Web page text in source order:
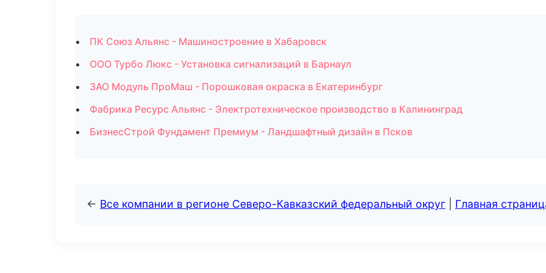
ПК Союз Альянс - Машиностроение в Хабаровск
ООО Турбо Люкс - Установка сигнализаций в Барнаул
ЗАО Модуль ПроМаш - Порошковая окраска в Екатеринбург
Фабрика Ресурс Альянс - Электротехническое производство в Калининград
БизнесСтрой Фундамент Премиум - Ландшафтный дизайн в Псков
← Все компании в регионе Северо-Кавказский федеральный округ Главная